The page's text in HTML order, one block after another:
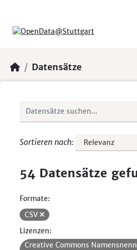
Datensätze
Sortieren nach
54 Datensätze
Formate:
CSV
Lizenzen:
Creative Commons